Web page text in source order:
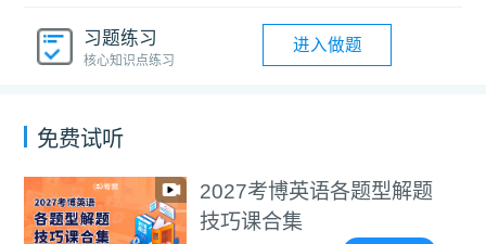
习题练习
核心知识点练习
进入做题
免费试听
医学考博4000+词汇朗读
视频教程